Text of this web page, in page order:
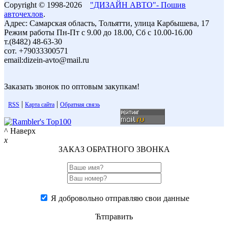
Copyright © 1998-2026 "ДИЗАЙН АВТО"- Пошив
авточехлов.
Адрес: Самарская область, Тольятти, улица Карбышева, 17
Режим работы Пн-Пт с 9.00 до 18.00, Сб с 10.00-16.00
т.(8482) 48-63-30
сот. +79033300571
email:dizein-avto@mail.ru
Заказать звонок по оптовым закупкам!
RSS | Карта сайта | Обратная связь
^ Наверх
x
ЗАКАЗ ОБРАТНОГО ЗВОНКА
Я добровольно отправляю свои данные
Ћтправить